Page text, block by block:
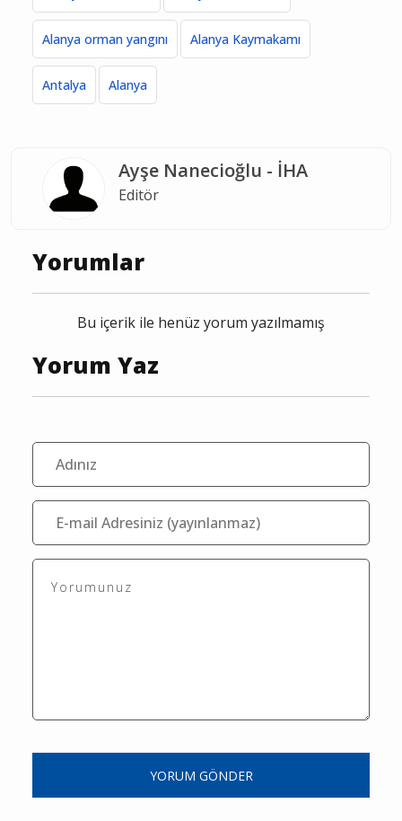
Alanya orman yangını Alanya Kaymakamı
Antalya Alanya
Ayşe Nanecioğlu - İHA
Editör
Yorumlar
Bu içerik ile henüz yorum yazılmamış
Yorum Yaz